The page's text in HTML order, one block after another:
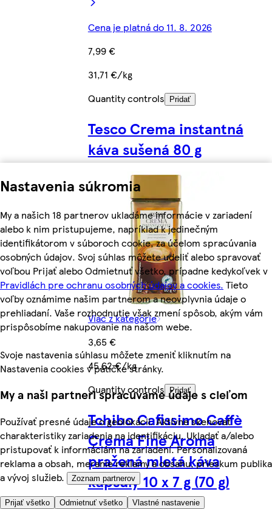
Nastavenia súkromia
My a našich 18 partnerov ukladáme informácie v zariadení
alebo k nim pristupujeme, napríklad k jedinečným
identifikátorom v súboroch cookie, za účelom spracúvania
osobných údajov. Svoj súhlas môžete udeliť alebo spravovať
voľbou Prijať alebo Odmietnuť všetko, prípadne kedykoľvek v
Pravidlách pre ochranu osobných údajov a cookies. Tieto
voľby oznámime našim partnerom a neovplyvnia údaje o
prehliadaní. Vaše rozhodnutie však zmení spôsob, akým vám
prispôsobíme nakupovanie na našom webe.
Svoje nastavenia súhlasu môžete zmeniť kliknutím na
Nastavenia cookies v pätičke stránky.
My a naši partneri spracúvame údaje s cieľom
Používať presné údaje o geolokácii. Aktívne skenovať
charakteristiky zariadenia na identifikáciu. Ukladať a/alebo
pristupovať k informáciám na zariadení. Personalizovaná
reklama a obsah, meranie reklamy a obsahu, prieskum publika
a vývoj služieb.
Zoznam partnerov
Prijať všetko Odmietnuť všetko Vlastné nastavenie
Cena je platná do 11. 8. 2026
7,99 €
31,71 €/kg
Quantity controls
Pridať
Tesco Crema instantná
káva sušená 80 g
Viac z kategórie
3,65 €
45,62 €/kg
Quantity controls
Pridať
Tchibo Cafissimo Caffè
Crema Fine Aroma
pražená mletá káva
kapsuly 10 x 7 g (70 g)